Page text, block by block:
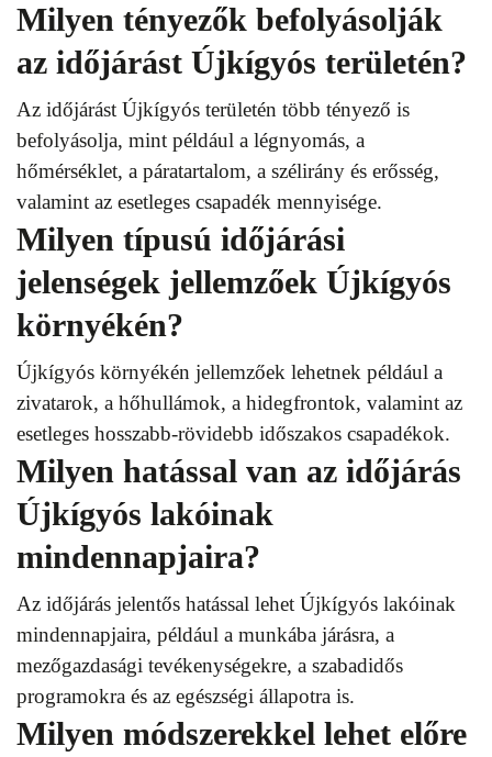
Milyen tényezők befolyásolják
az időjárást Újkígyós területén?
Az időjárást Újkígyós területén több tényező is
befolyásolja, mint például a légnyomás, a
hőmérséklet, a páratartalom, a szélirány és erősség,
valamint az esetleges csapadék mennyisége.
Milyen típusú időjárási
jelenségek jellemzőek Újkígyós
környékén?
Újkígyós környékén jellemzőek lehetnek például a
zivatarok, a hőhullámok, a hidegfrontok, valamint az
esetleges hosszabb-rövidebb időszakos csapadékok.
Milyen hatással van az időjárás
Újkígyós lakóinak
mindennapjaira?
Az időjárás jelentős hatással lehet Újkígyós lakóinak
mindennapjaira, például a munkába járásra, a
mezőgazdasági tevékenységekre, a szabadidős
programokra és az egészségi állapotra is.
Milyen módszerekkel lehet előre